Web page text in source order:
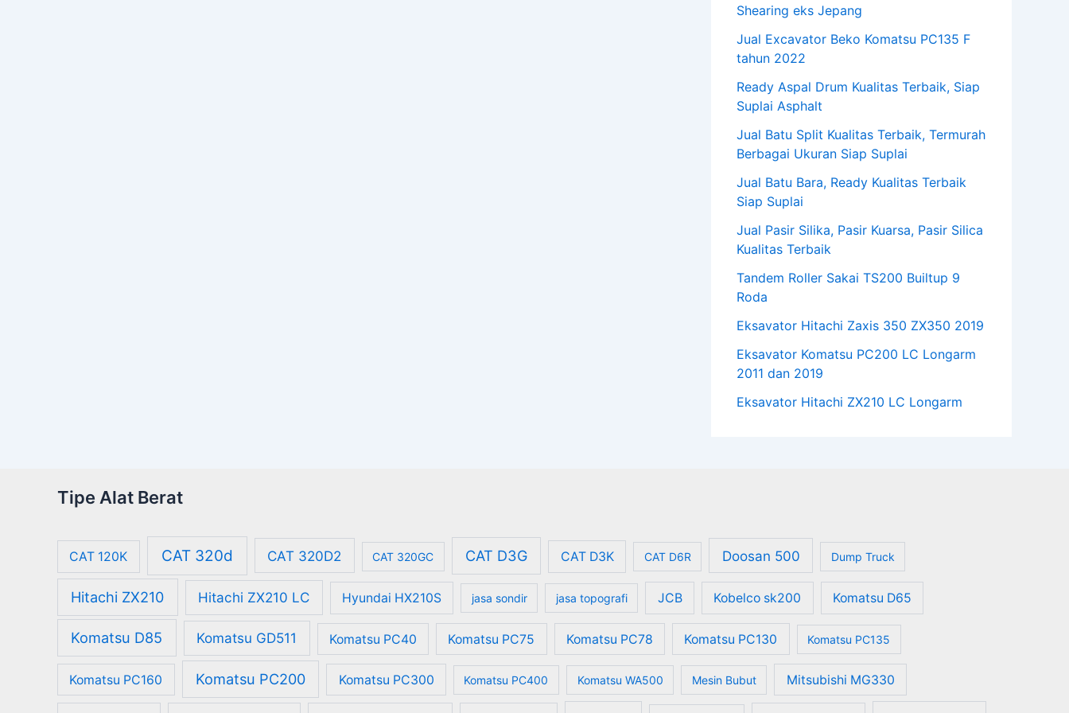
Shearing eks Jepang
Jual Excavator Beko Komatsu PC135 F
tahun 2022
Ready Aspal Drum Kualitas Terbaik, Siap
Suplai Asphalt
Jual Batu Split Kualitas Terbaik, Termurah
Berbagai Ukuran Siap Suplai
Jual Batu Bara, Ready Kualitas Terbaik
Siap Suplai
Jual Pasir Silika, Pasir Kuarsa, Pasir Silica
Kualitas Terbaik
Tandem Roller Sakai TS200 Builtup 9
Roda
Eksavator Hitachi Zaxis 350 ZX350 2019
Eksavator Komatsu PC200 LC Longarm
2011 dan 2019
Eksavator Hitachi ZX210 LC Longarm
Tipe Alat Berat
CAT 120K CAT 320d CAT 320D2 CAT 320GC CAT D3G CAT D3K CAT D6R Doosan 500 Dump Truck
Hitachi ZX210 Hitachi ZX210 LC Hyundai HX210S jasa sondir jasa topografi JCB Kobelco sk200 Komatsu D65
Komatsu D85 Komatsu GD511 Komatsu PC40 Komatsu PC75 Komatsu PC78 Komatsu PC130 Komatsu PC135
Komatsu PC160 Komatsu PC200 Komatsu PC300 Komatsu PC400 Komatsu WA500 Mesin Bubut Mitsubishi MG330